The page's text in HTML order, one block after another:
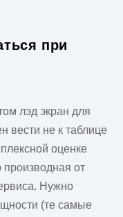
при
лэд экран для
вести не к таблице
оценке
от
Нужно
(те самые